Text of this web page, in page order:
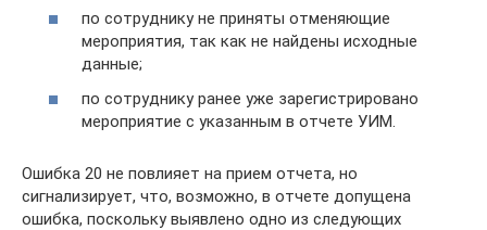
по сотруднику не приняты отменяющие
мероприятия, так как не найдены исходные
данные;
по сотруднику ранее уже зарегистрировано
мероприятие с указанным в отчете УИМ.
Ошибка 20 не повлияет на прием отчета, но
сигнализирует, что, возможно, в отчете допущена
ошибка, поскольку выявлено одно из следующих